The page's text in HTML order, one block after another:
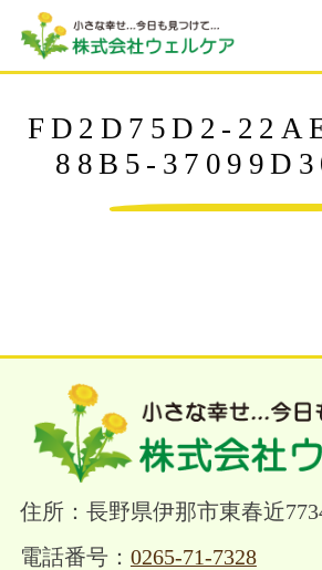
FD2D75D2-
88B5-
住所：長野県伊那市東春近
電話番号： 0265-71-7328